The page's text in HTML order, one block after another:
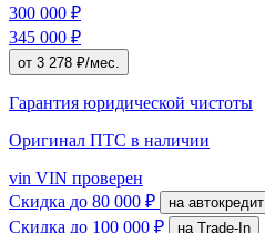
300 000 ₽
345 000 ₽
от 3 278 ₽/мес.
Гарантия юридической чистоты
Оригинал ПТС в наличии
vin VIN проверен
Скидка до 80 000 ₽ на автокредит
Скидка до 100 000 ₽
на Trade-In